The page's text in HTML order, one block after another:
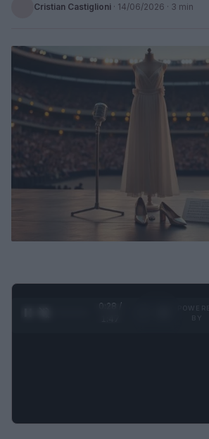
Cristian Castiglioni · 14/06/2026 · 3 min
0:29 /